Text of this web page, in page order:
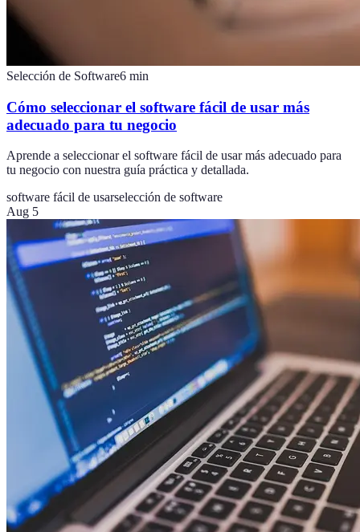
Selección de Software6 min
Cómo seleccionar el software fácil de usar más
adecuado para tu negocio
Aprende a seleccionar el software fácil de usar más adecuado para
tu negocio con nuestra guía práctica y detallada.
software fácil de usarselección de software
Aug 5